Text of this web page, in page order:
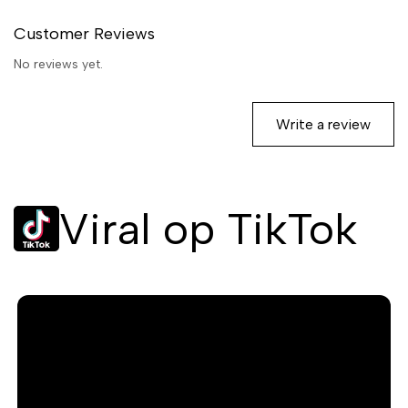
Customer Reviews
No reviews yet.
Write a review
Viral op TikTok